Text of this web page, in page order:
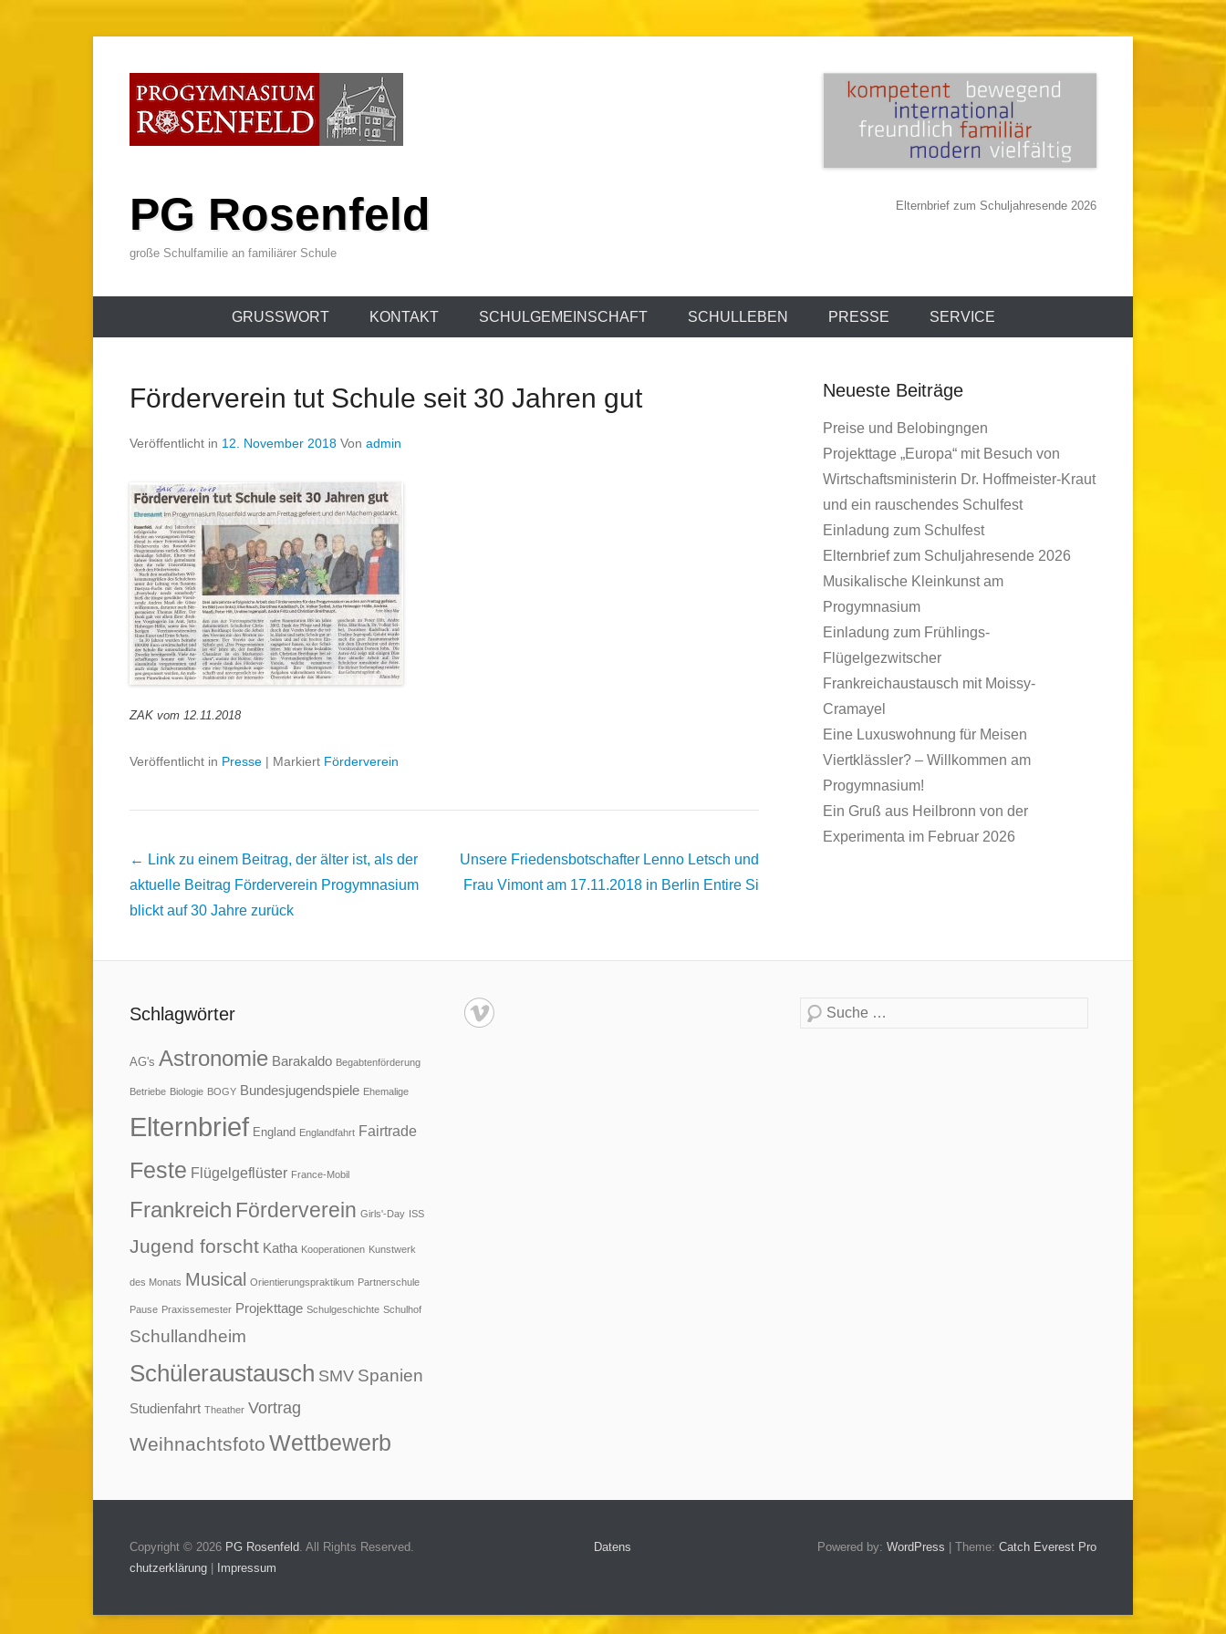
wechseln
PG Rosenfeld
große Schulfamilie an familiärer Schule
Elternbrief zum Schuljahresende 2026
GRUSSWORT KONTAKT SCHULGEMEINSCHAFT SCHULLEBEN PRESSE SERVICE
Förderverein tut Schule seit 30 Jahren gut
Veröffentlicht in 12. November 2018 Von admin
ZAK vom 12.11.2018
Veröffentlicht in Presse | Markiert Förderverein
Beitrags
Übersicht
← Link zu einem Beitrag, der älter ist, als der
aktuelle Beitrag Förderverein Progymnasium
blickt auf 30 Jahre zurück
Unsere Friedensbotschafter Lenno Letsch und
Frau Vimont am 17.11.2018 in Berlin Entire Si
Neueste Beiträge
Preise und Belobingngen
Projekttage „Europa“ mit Besuch von
Wirtschaftsministerin Dr. Hoffmeister-Kraut
und ein rauschendes Schulfest
Einladung zum Schulfest
Elternbrief zum Schuljahresende 2026
Musikalische Kleinkunst am
Progymnasium
Einladung zum Frühlings-
Flügelgezwitscher
Frankreichaustausch mit Moissy-
Cramayel
Eine Luxuswohnung für Meisen
Viertklässler? – Willkommen am
Progymnasium!
Ein Gruß aus Heilbronn von der
Experimenta im Februar 2026
Schlagwörter
AG's Astronomie Barakaldo Begabtenförderung
Betriebe Biologie BOGY Bundesjugendspiele Ehemalige
Elternbrief England Englandfahrt Fairtrade
Feste Flügelgeflüster France-Mobil
Frankreich Förderverein Girls'-Day ISS
Jugend forscht Katha Kooperationen Kunstwerk
des Monats Musical Orientierungspraktikum Partnerschule
Pause Praxissemester Projekttage Schulgeschichte Schulhof
Schullandheim
Schüleraustausch SMV Spanien
Studienfahrt Theather Vortrag
Weihnachtsfoto Wettbewerb
Suche
Copyright © 2026 PG Rosenfeld. All Rights Reserved. Powered by: WordPress | Theme: Catch Everest Pro
Datens
chutzerklärung
Impressum